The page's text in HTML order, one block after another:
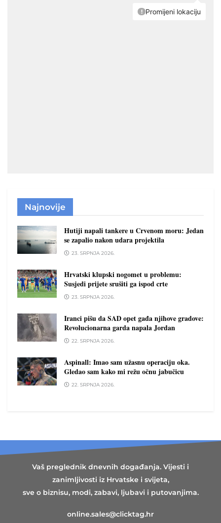
Najnovije
Hutiji napali tankere u Crvenom moru: Jedan
se zapalio nakon udara projektila
23. SRPNJA 2026.
Hrvatski klupski nogomet u problemu:
Susjedi prijete srušiti ga ispod crte
23. SRPNJA 2026.
Iranci pišu da SAD opet gađa njihove gradove:
Revolucionarna garda napala Jordan
22. SRPNJA 2026.
Aspinall: Imao sam užasnu operaciju oka.
Gledao sam kako mi režu očnu jabučicu
22. SRPNJA 2026.
Vaš preglednik dnevnih događanja. Vijesti i
zanimljivosti iz Hrvatske i svijeta,
sve o biznisu, modi, zabavi, ljubavi i putovanjima.
online.sales@clicktag.hr